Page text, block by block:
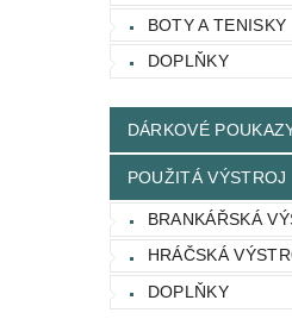
BOTY A TENISKY
DOPLŇKY
DÁRKOVÉ
POUŽITÁ VÝSTROJ
BRANKÁŘSKÁ
HRÁČSKÁ
DOPLŇKY